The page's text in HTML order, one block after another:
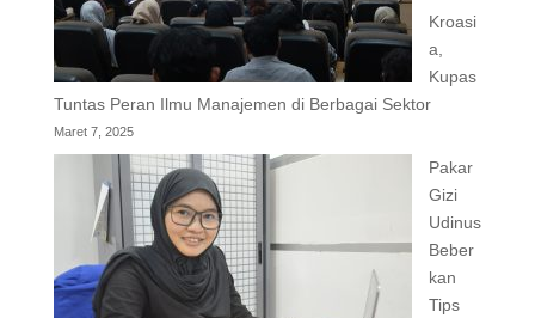
Kroasi
a,
Kupas
Tuntas Peran Ilmu Manajemen di Berbagai Sektor
Maret 7, 2025
Pakar
Gizi
Udinus
Beber
kan
Tips